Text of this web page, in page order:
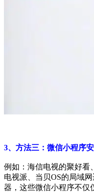
3、方法三：微信小程序
例如：海信电视的聚好看、
电视派、当贝OS的局域网
器，这些微信小程序不仅